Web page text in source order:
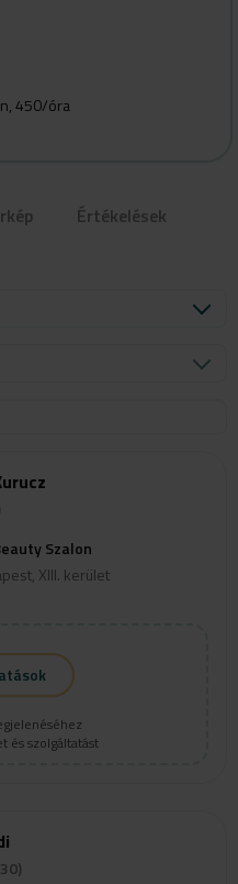
GUINOT, BIELENDA
450/óra
Értékelések
és szolgáltatást
Szalon
XIII. kerület